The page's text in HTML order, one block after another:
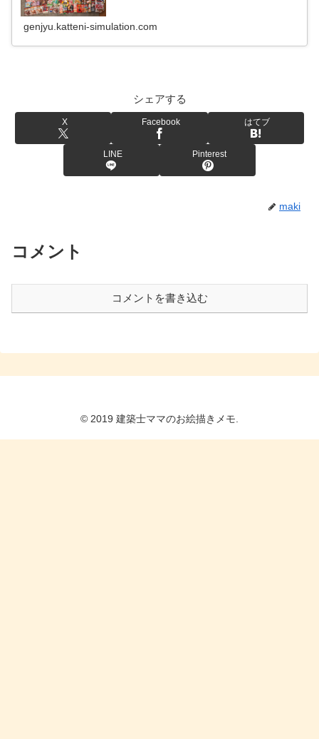
genjyu.katteni-simulation.com
シェアする
X Facebook はてブ
LINE Pinterest
maki
コメント
コメントを書き込む
© 2019 建築士ママのお絵描きメモ.